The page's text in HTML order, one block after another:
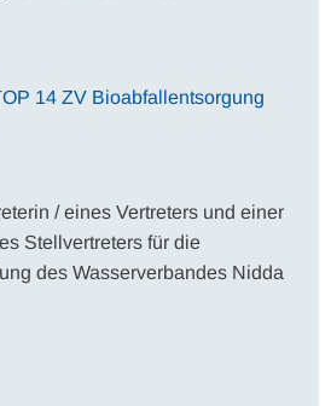
14 ZV Bioabfallentsorgung
/ eines Vertreters und einer
Stellvertreters für die
des Wasserverbandes Nidda